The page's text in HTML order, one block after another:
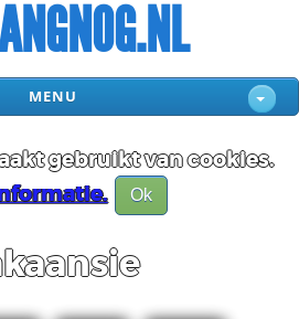
MENU
gebruikt van cookies.
Ok